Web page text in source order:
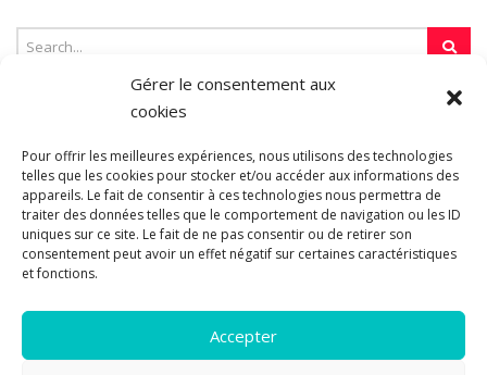
Gérer le consentement aux
cookies
Pour offrir les meilleures expériences, nous utilisons des technologies
telles que les cookies pour stocker et/ou accéder aux informations des
appareils. Le fait de consentir à ces technologies nous permettra de
traiter des données telles que le comportement de navigation ou les ID
uniques sur ce site. Le fait de ne pas consentir ou de retirer son
consentement peut avoir un effet négatif sur certaines caractéristiques
et fonctions.
Accepter
SUR LA TOILE…
Blogroll